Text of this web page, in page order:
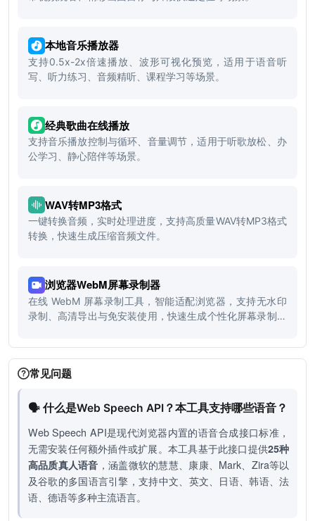
本地音乐播放器
支持0.5x-2x倍速播放、波形可视化预览，适用于语音听
写、听力练习、音频精听、课程学习等场景。
经典歌曲在线播放
支持音乐播放控制与循环、音量调节，适用于听歌放松、办
公学习、静心陪伴等场景。
WAV转MP3格式
一键转换音频，实时处理进度，支持高质量WAV转MP3格式
转换，快速生成压缩音频文件。
浏览器WebM屏幕录制器
在线 WebM 屏幕录制工具，智能适配浏览器，支持无水印
录制、高清导出与免安装使用，快速生成个性化屏幕录制方
常见问题
🗣️ 什么是Web Speech API？本工具支持哪些语音？
Web Speech API是现代浏览器内置的语音合成接口标准，
无需安装任何额外插件或扩展。本工具基于此接口提供25种
高品质真人语音 ，涵盖微软的慧慧、康康、Mark、Zira等以
及谷歌的多国语言引擎，支持中文、英文、日语、韩语、法
语、德语等多种主流语言。